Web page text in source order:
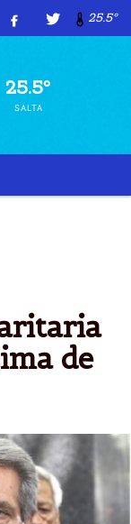
25.5º
25.5º
SALTA
de